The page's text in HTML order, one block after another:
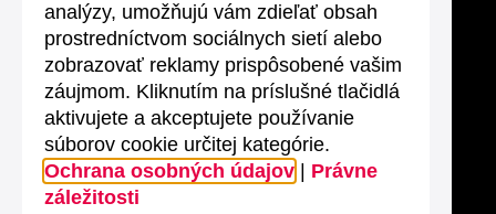
analýzy, umožňujú vám zdieľať obsah
prostredníctvom sociálnych sietí alebo
zobrazovať reklamy prispôsobené vašim
záujmom. Kliknutím na príslušné tlačidlá
aktivujete a akceptujete používanie
súborov cookie určitej kategórie.
Ochrana osobných údajov
Právne
záležitosti